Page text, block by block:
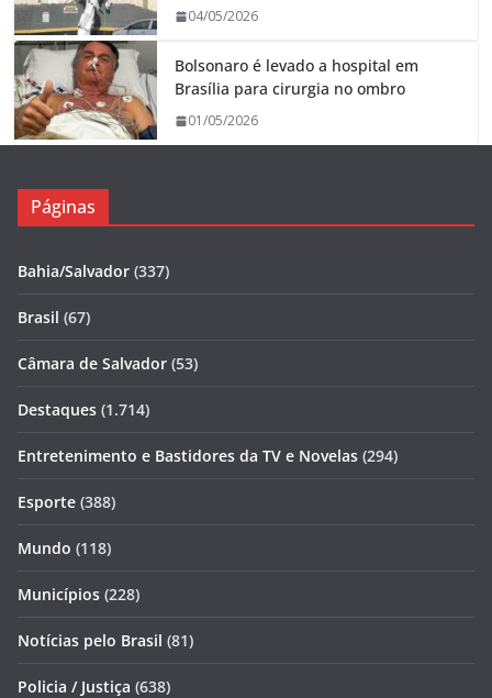
04/05/2026
Bolsonaro é levado a hospital em
Brasília para cirurgia no ombro
01/05/2026
Páginas
Bahia/Salvador (337)
Brasil (67)
Câmara de Salvador (53)
Destaques (1.714)
Entretenimento e Bastidores da TV e Novelas (294)
Esporte (388)
Mundo (118)
Municípios (228)
Notícias pelo Brasil (81)
Policia / Justiça (638)